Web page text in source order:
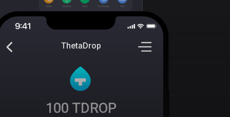
ThetaDrop
100 TDROP